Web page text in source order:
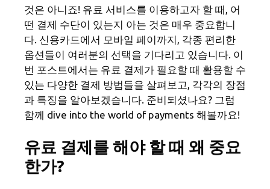
것은 아니죠! 유료 서비스를 이용하고자 할 때, 어
떤 결제 수단이 있는지 아는 것은 매우 중요합니
다. 신용카드에서 모바일 페이까지, 각종 편리한
옵션들이 여러분의 선택을 기다리고 있습니다. 이
번 포스트에서는 유료 결제가 필요할 때 활용할 수
있는 다양한 결제 방법들을 살펴보고, 각각의 장점
과 특징을 알아보겠습니다. 준비되셨나요? 그럼
함께 dive into the world of payments 해볼까요!
유료 결제를 해야 할 때 왜 중요
한가?